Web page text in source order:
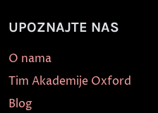
UPOZNAJTE NAS
O nama
Tim Akademije Oxford
Blog